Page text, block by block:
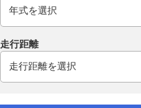
走行距離